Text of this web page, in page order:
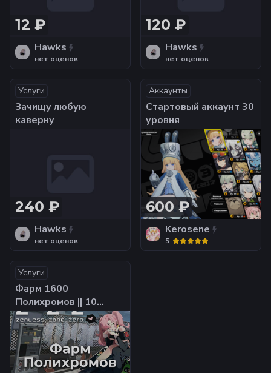
12 ₽
Hawks
нет оценок
120 ₽
Hawks
нет оценок
Услуги
Зачищу любую
каверну
240 ₽
Hawks
нет оценок
Аккаунты
Стартовый аккаунт 30
уровня
600 ₽
Kerosene
5
Услуги
Фарм 1600
Полихромов || 10
круток || Играю с
релиза